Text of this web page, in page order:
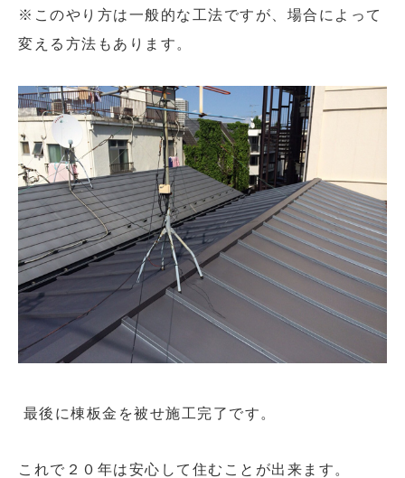
※このやり方は一般的な工法ですが、場合によって
変える方法もあります。
最後に棟板金を被せ施工完了です。
これで２０年は安心して住むことが出来ます。